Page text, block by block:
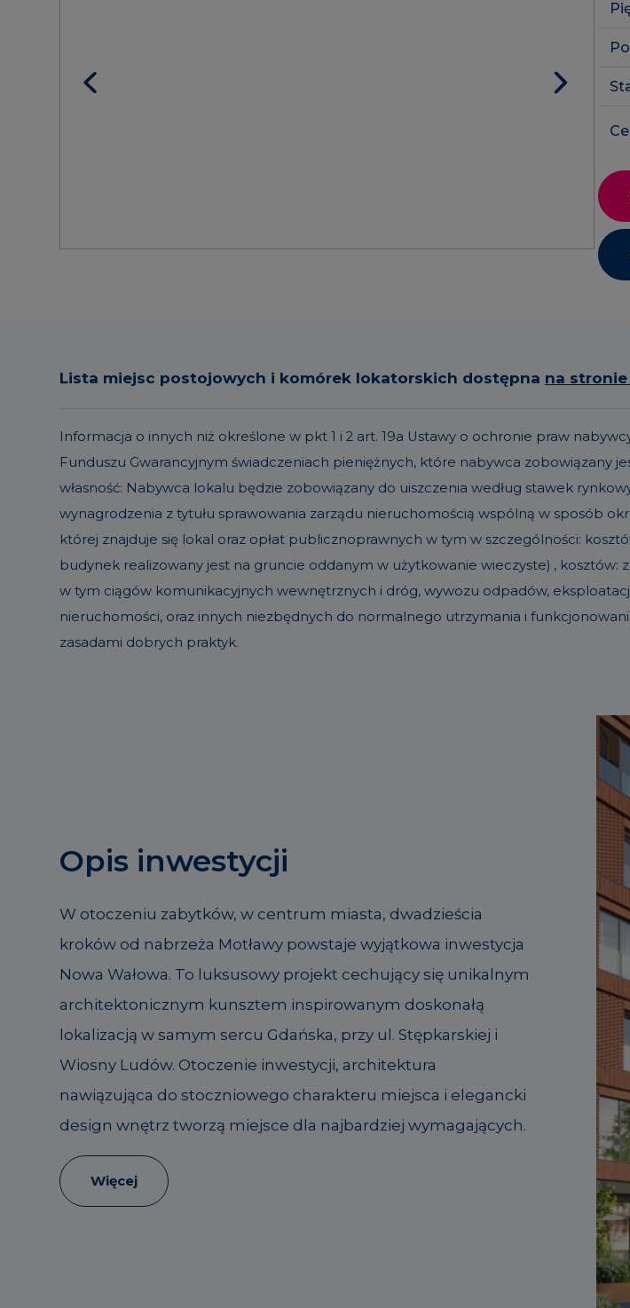
Lista miejsc postojowych i komórek lokatorskich dostępna na
Informacja o innych niż określone w pkt 1 i 2 art. 19a Ustawy o ochronie praw
Funduszu Gwarancyjnym świadczeniach pieniężnych, które nabywca zobowiązany
własność: Nabywca lokalu będzie zobowiązany do uiszczenia według stawek
wynagrodzenia z tytułu sprawowania zarządu nieruchomością wspólną w sposób
której znajduje się lokal oraz opłat publicznoprawnych w tym w szczególności:
budynek realizowany jest na gruncie oddanym w użytkowanie wieczyste) ,
w tym ciągów komunikacyjnych wewnętrznych i dróg, wywozu odpadów,
nieruchomości, oraz innych niezbędnych do normalnego utrzymania i
zasadami dobrych praktyk.
Opis inwestycji
W otoczeniu zabytków, w centrum miasta, dwadzieścia
kroków od nabrzeża Motławy powstaje wyjątkowa inwestycja
Nowa Wałowa. To luksusowy projekt cechujący się unikalnym
architektonicznym kunsztem inspirowanym doskonałą
lokalizacją w samym sercu Gdańska, przy ul. Stępkarskiej i
Wiosny Ludów. Otoczenie inwestycji, architektura
nawiązująca do stoczniowego charakteru miejsca i elegancki
design wnętrz tworzą miejsce dla najbardziej wymagających.
Więcej